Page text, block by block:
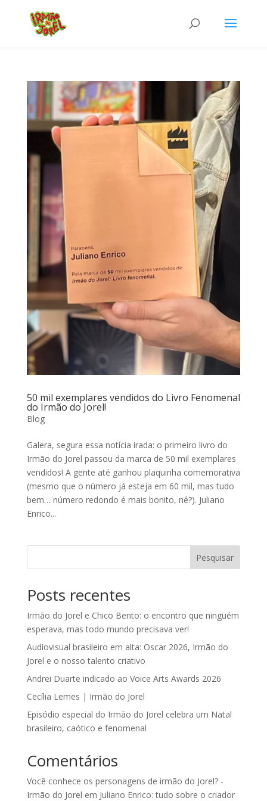
50 mil exemplares vendidos do Livro Fenomenal
do Irmão do Jorel!
Blog
Galera, segura essa notícia irada: o primeiro livro do
Irmão do Jorel passou da marca de 50 mil exemplares
vendidos! A gente até ganhou plaquinha comemorativa
(mesmo que o número já esteja em 60 mil, mas tudo
bem… número redondo é mais bonito, né?). Juliano
Enrico...
Pesquisar
Posts recentes
Irmão do Jorel e Chico Bento: o encontro que ninguém
esperava, mas todo mundo precisava ver!
Audiovisual brasileiro em alta: Oscar 2026, Irmão do
Jorel e o nosso talento criativo
Andrei Duarte indicado ao Voice Arts Awards 2026
Cecília Lemes | Irmão do Jorel
Episódio especial do Irmão do Jorel celebra um Natal
brasileiro, caótico e fenomenal
Comentários
Você conhece os personagens de irmão do Jorel? -
Irmão do Jorel em Juliano Enrico: tudo sobre o criador